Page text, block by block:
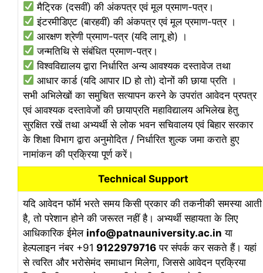
मैट्रिक (दसवीं) की अंकपत्र एवं मूल प्रमाण-पत्र।
इंटरमीडिएट (बारहवीं) की अंकपत्र एवं मूल प्रमाण-पत्र ।
आरक्षण श्रेणी प्रमाण-पत्र (यदि लागू हो) ।
जन्मतिथि से संबंधित प्रमाण-पत्र।
विश्वविद्यालय द्वारा निर्धारित अन्य आवश्यक दस्तावेज तथा
आधार कार्ड (यदि आपार ID हो तो) दोनों की छाया प्रति ।
सभी अभिलेखों का समुचित सत्यापन करने के उपरांत आवेदन प्रपत्र
एवं आवश्यक दस्तावेजों की छायाप्रति महाविद्यालय अभिलेख हेतु
सुरक्षित रखें तथा अभ्यर्थी से लोक भवन सचिवालय एवं बिहार सरकार
के शिक्षा विभाग द्वारा अनुमोदित / निर्धारित शुल्क जमा कराते हुए
नामांकन की प्रक्रिया पूर्ण करें।
Technical Support
यदि आवेदन फॉर्म भरते समय किसी प्रकार की तकनीकी समस्या आती
है, तो परेशान होने की जरूरत नहीं है। अभ्यर्थी सहायता के लिए
आधिकारिक ईमेल info@patnauniversity.ac.in या
हेल्पलाइन नंबर +91 9122979716 पर संपर्क कर सकते हैं। यहां
से त्वरित और भरोसेमंद समाधान मिलेगा, जिससे आवेदन प्रक्रिया